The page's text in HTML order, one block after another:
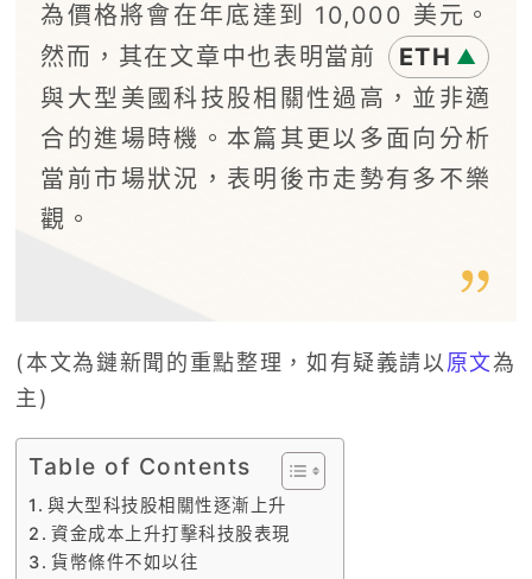
為價格將會在年底達到 10,000 美元。
然而，其在文章中也表明當前
ETH ▲
與大型美國科技股相關性過高，並非適
合的進場時機。本篇其更以多面向分析
當前市場狀況，表明後市走勢有多不樂
觀。
(本文為鏈新聞的重點整理，如有疑義請以 原文為
主)
Table of Contents
與大型科技股相關性逐漸上升
資金成本上升打擊科技股表現
貨幣條件不如以往